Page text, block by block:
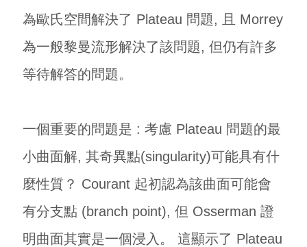
為歐氏空間解決了 Plateau 問題, 且 Morrey
為一般黎曼流形解決了該問題, 但仍有許多
等待解答的問題。
一個重要的問題是 : 考慮 Plateau 問題的最
小曲面解, 其奇異點(singularity)可能具有什
麼性質？ Courant 起初認為該曲面可能會
有分支點 (branch point), 但 Osserman 證
明曲面其實是一個浸入。 這顯示了 Plateau